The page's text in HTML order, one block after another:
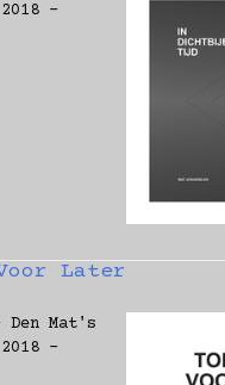
-
Later
Mat's
-